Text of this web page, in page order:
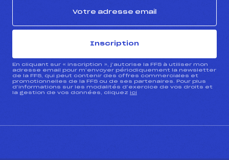
Inscription
En cliquant sur « inscription », j’autorise la FFS à utiliser mon
adresse email pour m’envoyer périodiquement la newsletter
de la FFS, qui peut contenir des offres commerciales et
promotionnelles de la FFS ou de ses partenaires. Pour plus
d’informations sur les modalités d’exercice de vos droits et
la gestion de vos données, cliquez ici